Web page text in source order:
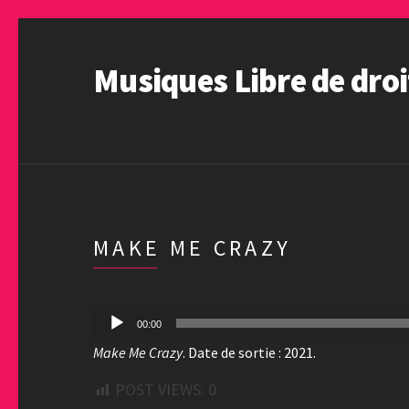
Musiques Libre de
MAKE ME CRAZY
Lecteur 00:00
Make Me Crazy. Date de sortie : 2021.
POST VIEWS: 0